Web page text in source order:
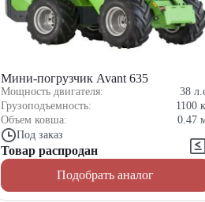
Мини-погрузчик Avant 635
Мощность двигателя: 38
Грузоподъемность:
1100
Объем ковша:
0.47
Под заказ
Товар распродан
Подобрать аналог